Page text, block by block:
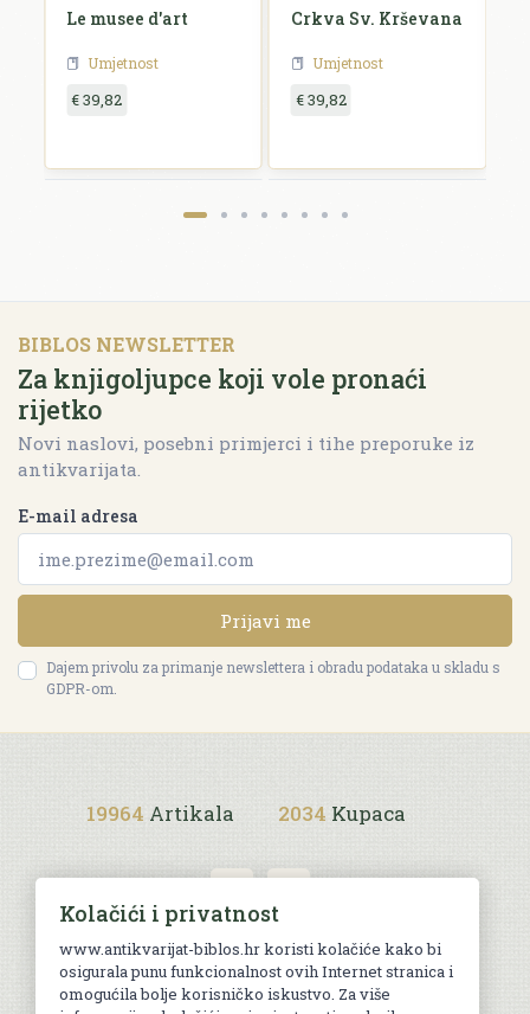
Le musee d'art
Umjetnost
€ 39,82
Crkva Sv. Krševana
Umjetnost
€ 39,82
BIBLOS NEWSLETTER
Za knjigoljupce koji vole pronaći
rijetko
Novi naslovi, posebni primjerci i tihe preporuke iz
antikvarijata.
E-mail adresa
Prijavi me
Dajem privolu za primanje newslettera i obradu podataka u skladu s
GDPR-om.
19964 Artikala 2034 Kupaca
Uvjeti kupnje
Kolačići i privatnost
www.antikvarijat-biblos.hr koristi kolačiće kako bi
osigurala punu funkcionalnost ovih Internet stranica i
omogućila bolje korisničko iskustvo. Za više